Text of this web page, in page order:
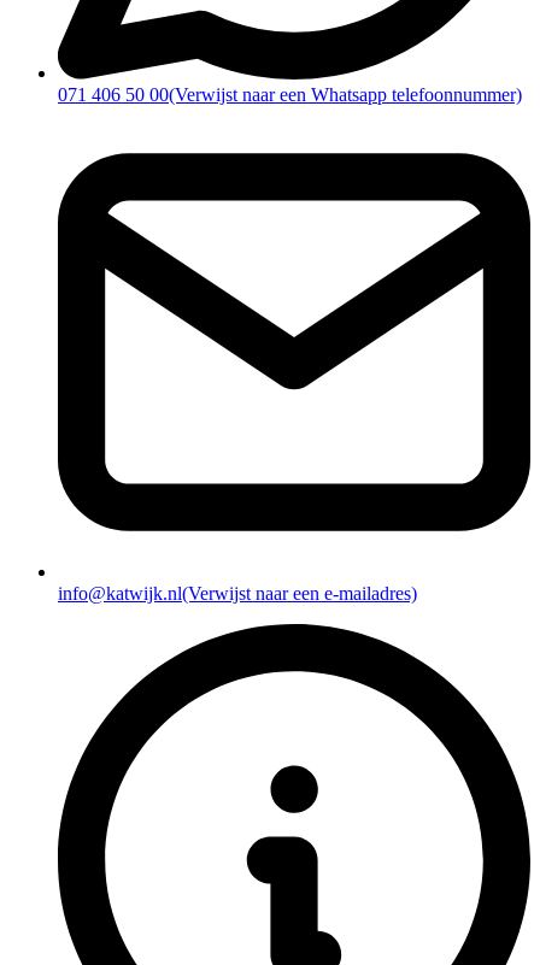
071 406 50 00(Verwijst naar een Whatsapp telefoonnummer)
info@katwijk.nl(Verwijst naar een e-mailadres)